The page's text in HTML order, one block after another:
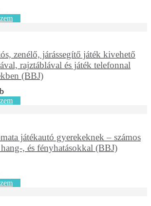
zenélő, járássegítő játék kivehető
rajztáblával és játék telefonnal
(BBJ)
játékautó gyerekeknek – számos
, és fényhatásokkal (BBJ)